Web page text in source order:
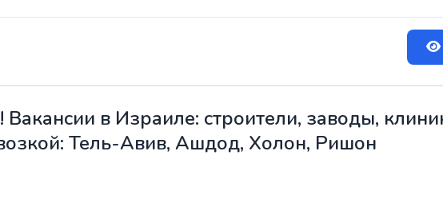
в Израиле: строители, заводы,
Тель-Авив, Ашдод, Холон, Ришон